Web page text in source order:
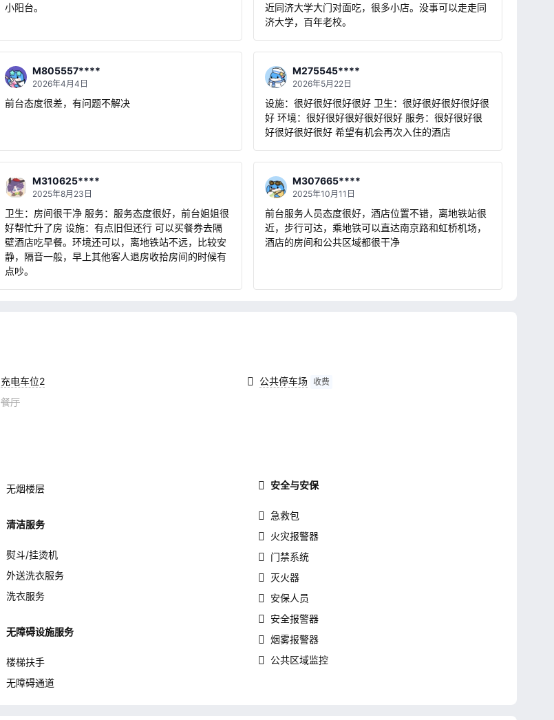
小阳台。
近同济大学大门对面吃，很多小店。没事可以走走同
济大学，百年老校。
M805557****
2026年4月4日
前台态度很差，有问题不解决
M275545****
2026年5月22日
设施：很好很好很好很好 卫生：很好很好很好很好很
好 环境：很好很好很好很好很好 服务：很好很好很
好很好很好很好 希望有机会再次入住的酒店
M310625****
2025年8月23日
卫生：房间很干净 服务：服务态度很好，前台姐姐很
好帮忙升了房 设施：有点旧但还行 可以买餐券去隔
壁酒店吃早餐。环境还可以，离地铁站不远，比较安
静，隔音一般，早上其他客人退房收拾房间的时候有
点吵。
M307665****
2025年10月11日
前台服务人员态度很好，酒店位置不错，离地铁站很
近，步行可达，乘地铁可以直达南京路和虹桥机场，
酒店的房间和公共区域都很干净
充电车位2 公共停车场 收费
餐厅
无烟楼层
清洁服务
熨斗/挂烫机
外送洗衣服务
洗衣服务
无障碍设施服务
楼梯扶手
无障碍通道
安全与安保
急救包
火灾报警器
门禁系统
灭火器
安保人员
安全报警器
烟雾报警器
公共区域监控